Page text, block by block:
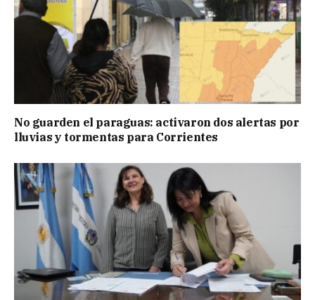
No guarden el paraguas: activaron dos alertas por
lluvias y tormentas para Corrientes